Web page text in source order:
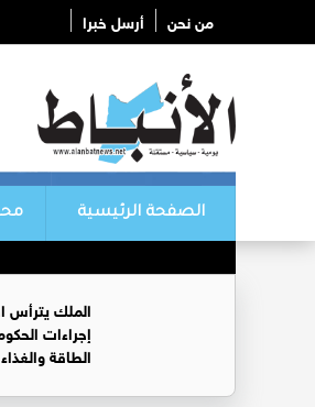
من نحن أرسل خبرا
الصفحة الرئيسية
الملك يترأس
إجراءات
الطاقة والغذاء